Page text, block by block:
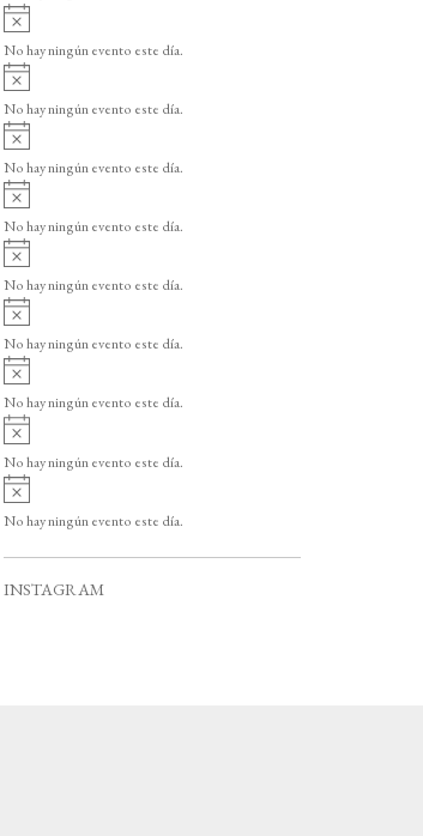
o
v
i
o
No hay ningún evento este día.
v
i
o
No hay ningún evento este día.
v
i
o
No hay ningún evento este día.
v
i
o
No hay ningún evento este día.
v
i
o
No hay ningún evento este día.
v
i
o
No hay ningún evento este día.
v
i
o
No hay ningún evento este día.
A
v
i
o
No hay ningún evento este día.
A
v
i
No hay ningún evento este día.
INSTAGRAM